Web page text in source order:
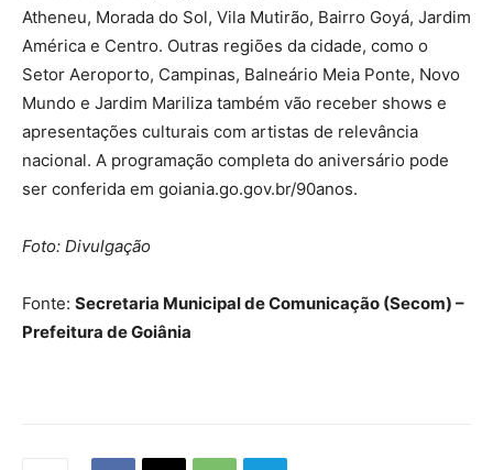
Atheneu, Morada do Sol, Vila Mutirão, Bairro Goyá, Jardim
América e Centro. Outras regiões da cidade, como o
Setor Aeroporto, Campinas, Balneário Meia Ponte, Novo
Mundo e Jardim Mariliza também vão receber shows e
apresentações culturais com artistas de relevância
nacional. A programação completa do aniversário pode
ser conferida em goiania.go.gov.br/90anos.
Foto: Divulgação
Fonte: Secretaria Municipal de Comunicação (Secom) –
Prefeitura de Goiânia